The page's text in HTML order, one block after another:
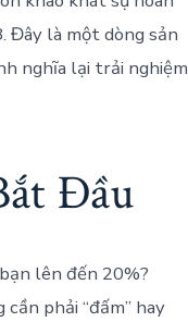
Đây là một dòng sản
nghĩa lại trải nghiệm
Đầu
lên đến 20%?
phải “đấm” hay